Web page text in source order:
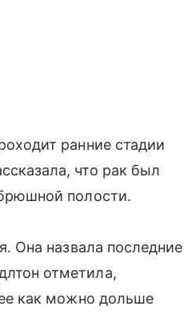
ранние стадии
что рак был
полости.
Она назвала последние
отметила,
как можно дольше